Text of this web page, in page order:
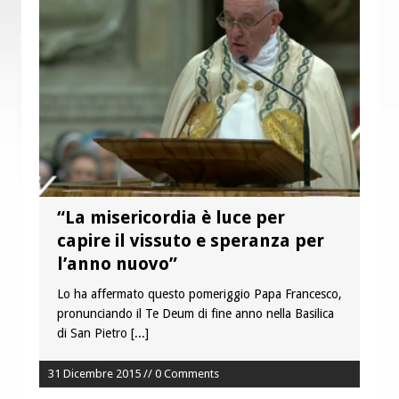
Colletta pro Venezuela: aderisce
anche l’Arcidiocesi di Pescara-Penne
“La misericordia è luce per
capire il vissuto e speranza per
l’anno nuovo”
Lo ha affermato questo pomeriggio Papa Francesco,
pronunciando il Te Deum di fine anno nella Basilica
di San Pietro [...]
31 Dicembre 2015 // 0 Comments